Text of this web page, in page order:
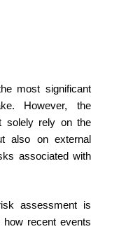
most significant
However, the
solely rely on the
also on external
associated with
assessment is
recent events